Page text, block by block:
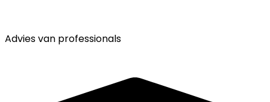
Advies van professionals